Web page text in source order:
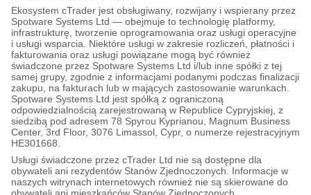
Ekosystem cTrader jest obsługiwany, rozwijany i wspierany przez
Spotware Systems Ltd — obejmuje to technologię platformy,
infrastrukturę, tworzenie oprogramowania oraz usługi operacyjne
i usługi wsparcia. Niektóre usługi w zakresie rozliczeń, płatności i
fakturowania oraz usługi powiązane mogą być również
świadczone przez Spotware Systems Ltd i/lub inne spółki z tej
samej grupy, zgodnie z informacjami podanymi podczas finalizacji
zakupu, na fakturach lub w mających zastosowanie warunkach.
Spotware Systems Ltd jest spółką z ograniczoną
odpowiedzialnością zarejestrowaną w Republice Cypryjskiej, z
siedzibą pod adresem 78 Spyrou Kyprianou, Magnum Business
Center, 3rd Floor, 3076 Limassol, Cypr, o numerze rejestracyjnym
HE301668.
Usługi świadczone przez cTrader Ltd nie są dostępne dla
obywateli ani rezydentów Stanów Zjednoczonych. Informacje w
naszych witrynach internetowych również nie są skierowane do